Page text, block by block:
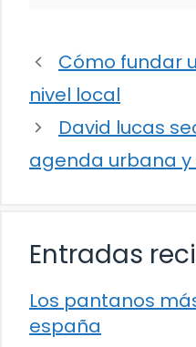
Cómo fundar
nivel local
David lucas
agenda urbana y
Entradas
Los pantanos
españa